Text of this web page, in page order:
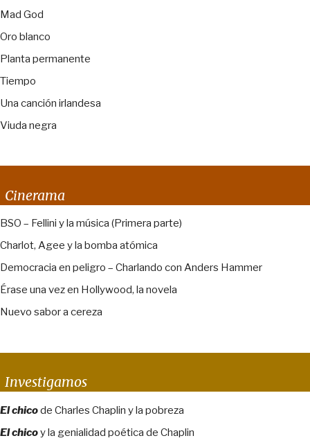
Mad God
Oro blanco
Planta permanente
Tiempo
Una canción irlandesa
Viuda negra
Cinerama
BSO – Fellini y la música (Primera parte)
Charlot, Agee y la bomba atómica
Democracia en peligro – Charlando con Anders Hammer
Érase una vez en Hollywood, la novela
Nuevo sabor a cereza
Investigamos
El chicode Charles Chaplin y la pobreza
El chicoy la genialidad poética de Chaplin